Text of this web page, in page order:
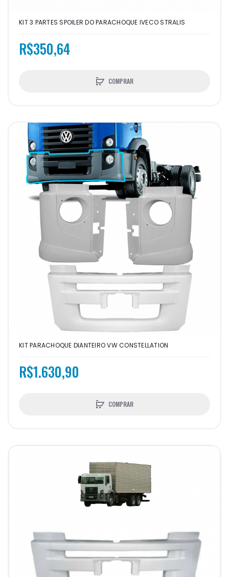
KIT 3 PARTES SPOILER DO PARACHOQUE IVECO STRALIS
R$350,64
COMPRAR
KIT PARACHOQUE DIANTEIRO VW CONSTELLATION
R$1.630,90
COMPRAR